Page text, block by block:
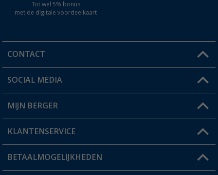
Tot wel 5% bonus
met de digitale voordeelkaart
CONTACT
Een vraag?
Winkel vinden
SOCIAL MEDIA
MIJN BERGER
Mijn account
Status bestelling
KLANTENSERVICE
FAQ & Contact
BETAALMOGELIJKHEDEN